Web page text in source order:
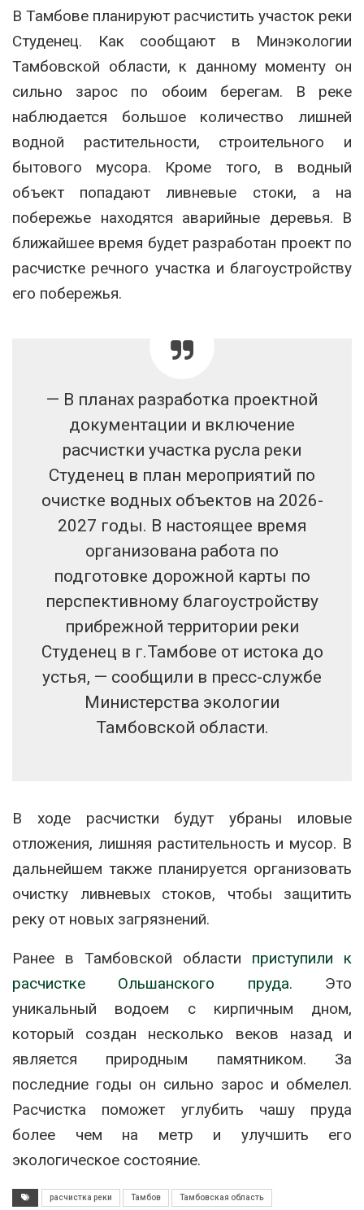
В Тамбове планируют расчистить участок реки
Студенец. Как сообщают в Минэкологии
Тамбовской области, к данному моменту он
сильно зарос по обоим берегам. В реке
наблюдается большое количество лишней
водной растительности, строительного и
бытового мусора. Кроме того, в водный
объект попадают ливневые стоки, а на
побережье находятся аварийные деревья. В
ближайшее время будет разработан проект по
расчистке речного участка и благоустройству
его побережья.
— В планах разработка проектной
документации и включение
расчистки участка русла реки
Студенец в план мероприятий по
очистке водных объектов на 2026-
2027 годы. В настоящее время
организована работа по
подготовке дорожной карты по
перспективному благоустройству
прибрежной территории реки
Студенец в г.Тамбове от истока до
устья, — сообщили в пресс-службе
Министерства экологии
Тамбовской области.
В ходе расчистки будут убраны иловые
отложения, лишняя растительность и мусор. В
дальнейшем также планируется организовать
очистку ливневых стоков, чтобы защитить
реку от новых загрязнений.
Ранее в Тамбовской области приступили к
расчистке Ольшанского пруда. Это
уникальный водоем с кирпичным дном,
который создан несколько веков назад и
является природным памятником. За
последние годы он сильно зарос и обмелел.
Расчистка поможет углубить чашу пруда
более чем на метр и улучшить его
экологическое состояние.
расчистка реки Тамбов Тамбовская область